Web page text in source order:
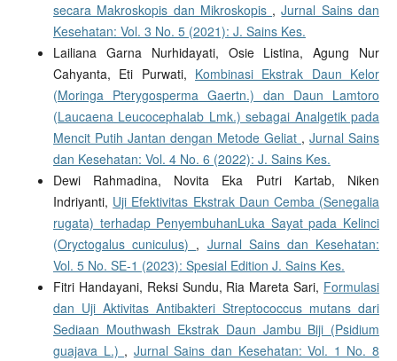
secara Makroskopis dan Mikroskopis ,Jurnal Sains dan
Kesehatan: Vol. 3 No. 5 (2021): J. Sains Kes.
Lailiana Garna Nurhidayati, Osie Listina, Agung Nur
Cahyanta, Eti Purwati, Kombinasi Ekstrak Daun Kelor
(Moringa Pterygosperma Gaertn.) dan Daun Lamtoro
(Laucaena Leucocephalab Lmk.) sebagai Analgetik pada
Mencit Putih Jantan dengan Metode Geliat ,Jurnal Sains
dan Kesehatan: Vol. 4 No. 6 (2022): J. Sains Kes.
Dewi Rahmadina, Novita Eka Putri Kartab, Niken
Indriyanti, Uji Efektivitas Ekstrak Daun Cemba (Senegalia
rugata) terhadap PenyembuhanLuka Sayat pada Kelinci
(Oryctogalus cuniculus) , Jurnal Sains dan Kesehatan:
Vol. 5 No. SE-1 (2023): Spesial Edition J. Sains Kes.
Fitri Handayani, Reksi Sundu, Ria Mareta Sari, Formulasi
dan Uji Aktivitas Antibakteri Streptococcus mutans dari
Sediaan Mouthwash Ekstrak Daun Jambu Biji (Psidium
guajava L.) , Jurnal Sains dan Kesehatan: Vol. 1 No. 8